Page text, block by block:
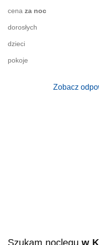
cena za noc
dorosłych
dzieci
pokoje
Zobacz
Szukam noclegu w